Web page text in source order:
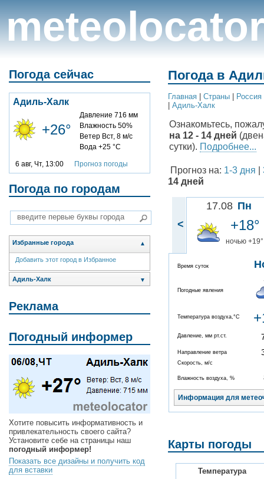
meteolocator
Погода сейчас
Адиль-Халк
+26°
Давление 716 мм
Влажность 50%
Ветер Вст, 8 м/с
Вода +25 °C
6 авг, Чт, 13:00 Прогноз погоды
Погода по городам
Избранные города ▲
Добавить этот город в Избранное
Адиль-Халк ▼
Реклама
Погодный информер
Хотите повысить информативность и
привлекательность своего сайта?
Установите себе на страницы наш
погодный информер!
Показать все дизайны и получить код
для вставки
Погода в
Главная Cтраны Россия
Адиль-Халк
Ознакомьтесь,
на 12 - 14 дней
сутки). Подробнее...
Прогноз на: 1-3 дня
14 дней
<
17.08 Пн
+18°
ночью +19°
Время суток
Погодные явления
Температура воздуха,°C
Давление, мм рт.ст.
Направление ветра
Скорость, м/с
Влажность воздуха, %
Информация для
Карты погоды
Температура